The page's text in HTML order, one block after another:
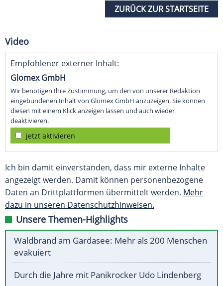
ZURÜCK ZUR STARTSEITE
Video
Empfohlener externer Inhalt:
Glomex GmbH
Wir benötigen Ihre Zustimmung, um den von unserer Redaktion
eingebundenen Inhalt von Glomex GmbH anzuzeigen. Sie können
diesen mit einem Klick anzeigen lassen und auch wieder
deaktivieren.
jetzt aktivieren
Ich bin damit einverstanden, dass mir externe Inhalte
angezeigt werden. Damit können personenbezogene
Daten an Drittplattformen übermittelt werden. Mehr
dazu in unseren Datenschutzhinweisen.
Unsere Themen-Highlights
Waldbrand am Gardasee: Mehr als 200 Menschen
evakuiert
Durch die Jahre mit Panikrocker Udo Lindenberg